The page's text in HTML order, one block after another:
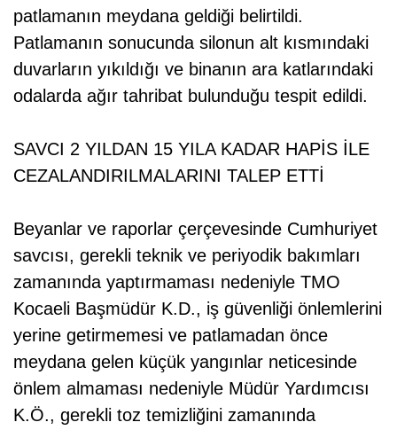
patlamanın meydana geldiği belirtildi.
Patlamanın sonucunda silonun alt kısmındaki
duvarların yıkıldığı ve binanın ara katlarındaki
odalarda ağır tahribat bulunduğu tespit edildi.
SAVCI 2 YILDAN 15 YILA KADAR HAPİS İLE
CEZALANDIRILMALARINI TALEP ETTİ
Beyanlar ve raporlar çerçevesinde Cumhuriyet
savcısı, gerekli teknik ve periyodik bakımları
zamanında yaptırmaması nedeniyle TMO
Kocaeli Başmüdür K.D., iş güvenliği önlemlerini
yerine getirmemesi ve patlamadan önce
meydana gelen küçük yangınlar neticesinde
önlem almaması nedeniyle Müdür Yardımcısı
K.Ö., gerekli toz temizliğini zamanında